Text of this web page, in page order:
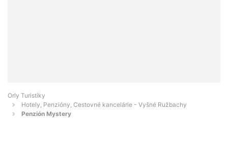
Orly Turistiky
Hotely, Penzióny, Cestovné kancelárie - Vyšné Ružbachy
Penzión Mystery